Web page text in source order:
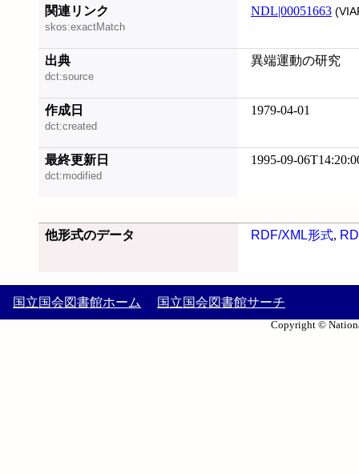
関連リンク
skos:exactMatch
NDL|00051663
出典
dct:source
異端運動の研究
作成日
dct:created
1979-04-01
最終更新日
dct:modified
1995-09-
他形式のデータ RDF/XML形式,
国立国会図書館ホーム 国立国会図書館サーチ
Copyright ©